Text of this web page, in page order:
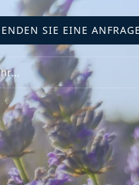
SIE EINE ANFRAGE